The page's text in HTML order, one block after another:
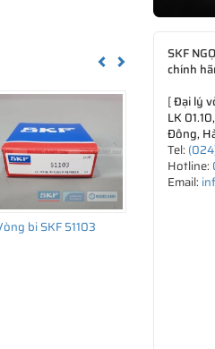
Previous
bi SKF 51103
SKF
chính
[Đại lý
LK
Đông,
Tel:
Hotline:
Email: